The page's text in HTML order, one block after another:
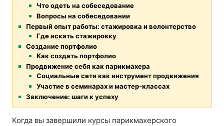
Что одеть на собеседование
Вопросы на собеседовании
Первый опыт работы: стажировка и волонтерство
Где искать стажировку
Создание портфолио
Как создать портфолио
Продвижение себя как парикмахера
Социальные сети как инструмент продвижения
Участие в семинарах и мастер-классах
Заключение: шаги к успеху
Когда вы завершили курсы парикмахерского